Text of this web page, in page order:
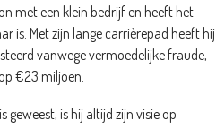
met een klein bedrijf en heeft het
is. Met zijn lange carrièrepad heeft hij
vanwege vermoedelijke fraude,
€23 miljoen.
geweest, is hij altijd zijn visie op